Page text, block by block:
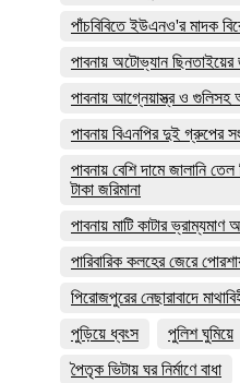
পাঁচবিবিতে ইউএনও'র মাদক
পাবনায় অটোভ্যান
পাবনায় আগ্নেয়াস্ত্র ও
পাবনায় বিএনপির দুই গ্রুপের
পাবনায় বেশি দামে জালানি
টাকা জরিমানা
পাবনায় মাটি কাটার
পারিবারিক কলহের জেরে
পিরোজপুরের নেছারাবাদে
পুড়িয়ে ধ্বংস
পুলিশ ঘুমিয়ে
পৈতৃক ভিটায় ঘর নির্মাণে বাধা